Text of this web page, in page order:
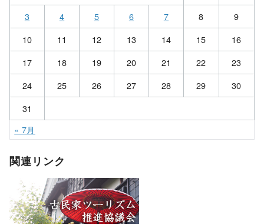
3
4 5 6 7 8
9
10
11 12 13 14 15
16
17
18 19 20 21 22
23
24
25 26 27 28 29
30
31
« 7月
関連リンク